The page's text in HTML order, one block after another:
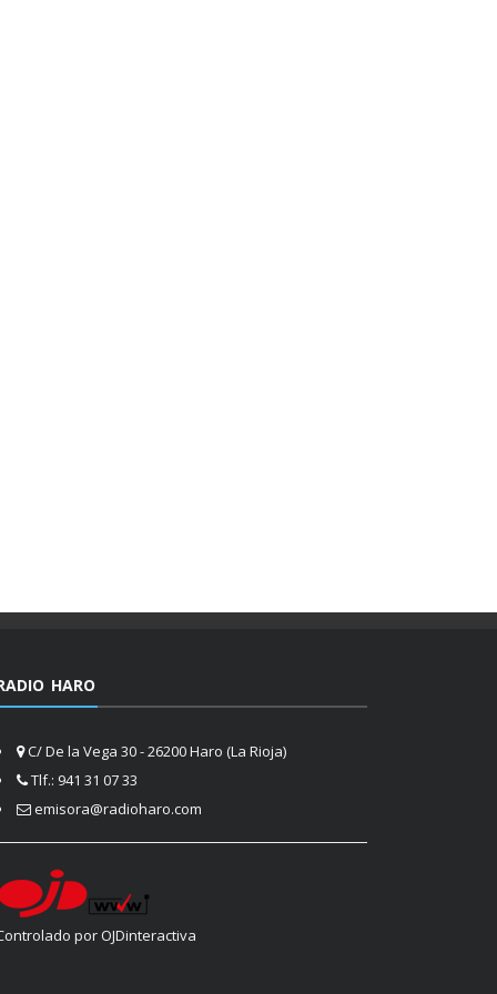
HARO
C/ De la Vega 30 - 26200 Haro (La Rioja)
Tlf.: 941 31 07 33
emisora@radioharo.com
por OJDinteractiva